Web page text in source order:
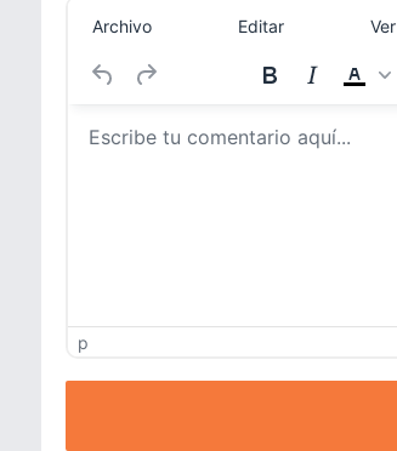
Archivo Editar Ver
p